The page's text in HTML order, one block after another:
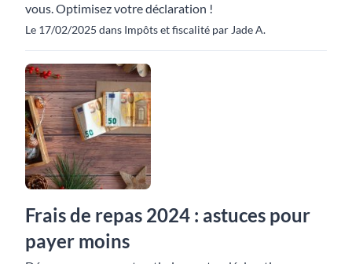
vous. Optimisez votre déclaration !
Le 17/02/2025 dans Impôts et fiscalité par Jade A.
Frais de repas 2024 : astuces pour
payer moins